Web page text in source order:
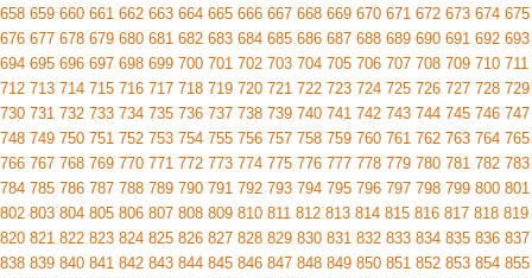
658 659 660 661 662 663 664 665 666 667 668 669 670 671 672 673 674 675
676 677 678 679 680 681 682 683 684 685 686 687 688 689 690 691 692 693
694 695 696 697 698 699 700 701 702 703 704 705 706 707 708 709 710 711
712 713 714 715 716 717 718 719 720 721 722 723 724 725 726 727 728 729
730 731 732 733 734 735 736 737 738 739 740 741 742 743 744 745 746 747
748 749 750 751 752 753 754 755 756 757 758 759 760 761 762 763 764 765
766 767 768 769 770 771 772 773 774 775 776 777 778 779 780 781 782 783
784 785 786 787 788 789 790 791 792 793 794 795 796 797 798 799 800 801
802 803 804 805 806 807 808 809 810 811 812 813 814 815 816 817 818 819
820 821 822 823 824 825 826 827 828 829 830 831 832 833 834 835 836 837
838 839 840 841 842 843 844 845 846 847 848 849 850 851 852 853 854 855